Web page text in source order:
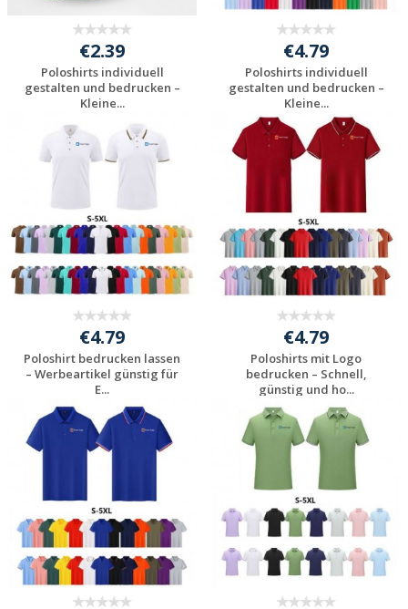
€2.39
Poloshirts individuell
gestalten und bedrucken –
Kleine...
Jetzt Angebot
anfordern
€4.79
Poloshirts individuell
gestalten und bedrucken –
Kleine...
Jetzt Angebot
anfordern
€4.79
Poloshirt bedrucken lassen
– Werbeartikel günstig für
E...
Jetzt Angebot
anfordern
€4.79
Poloshirts mit Logo
bedrucken – Schnell,
günstig und ho...
Jetzt Angebot
anfordern